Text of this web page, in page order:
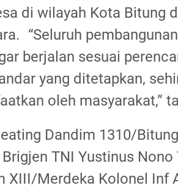
di wilayah Kota Bitung
‎“Seluruh
berjalan sesuai
yang ditetapkan,
oleh masyarakat,”
Dandim 1310/
TNI Yustinus Nono
XIII/Merdeka Kolonel Inf